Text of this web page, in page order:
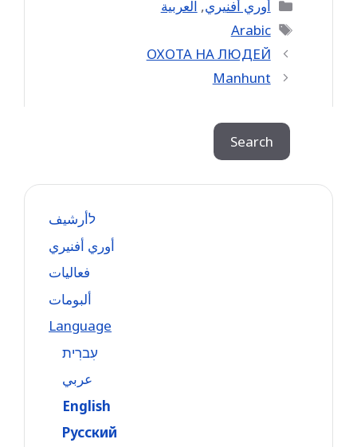
أوري أفنيري, العربية
Tags
Arabic
ОХОТА НА ЛЮДЕЙ
Manhunt
Search
לأرشيف
أوري أفنيري
فعاليات
ألبومات
Language
עִברִית
عربي
English
Русский